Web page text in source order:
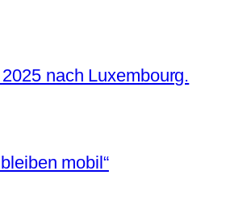
nach Luxembourg.
mobil“